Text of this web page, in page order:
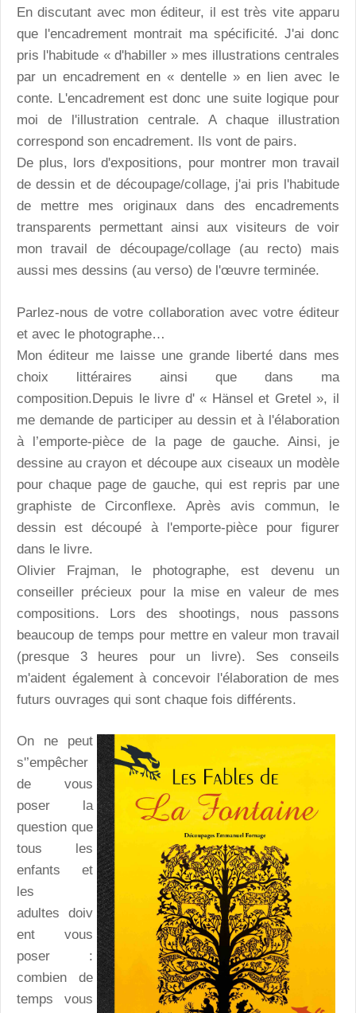
En discutant avec mon éditeur, il est très vite apparu
que l'encadrement montrait ma spécificité. J'ai donc
pris l'habitude « d'habiller » mes illustrations centrales
par un encadrement en « dentelle » en lien avec le
conte. L'encadrement est donc une suite logique pour
moi de l'illustration centrale. A chaque illustration
correspond son encadrement. Ils vont de pairs.
De plus, lors d'expositions, pour montrer mon travail
de dessin et de découpage/collage, j'ai pris l'habitude
de mettre mes originaux dans des encadrements
transparents permettant ainsi aux visiteurs de voir
mon travail de découpage/collage (au recto) mais
aussi mes dessins (au verso) de l'œuvre terminée.
Parlez-nous de votre collaboration avec votre éditeur
et avec le photographe…
Mon éditeur me laisse une grande liberté dans mes
choix littéraires ainsi que dans ma
composition.Depuis le livre d' « Hänsel et Gretel », il
me demande de participer au dessin et à l'élaboration
à l’emporte-pièce de la page de gauche. Ainsi, je
dessine au crayon et découpe aux ciseaux un modèle
pour chaque page de gauche, qui est repris par une
graphiste de Circonflexe. Après avis commun, le
dessin est découpé à l'emporte-pièce pour figurer
dans le livre.
Olivier Frajman, le photographe, est devenu un
conseiller précieux pour la mise en valeur de mes
compositions. Lors des shootings, nous passons
beaucoup de temps pour mettre en valeur mon travail
(presque 3 heures pour un livre). Ses conseils
m'aident également à concevoir l'élaboration de mes
futurs ouvrages qui sont chaque fois différents.
On ne peut
s'’empêcher
de vous
poser la
question que
tous les
enfants et
les
adultes doiv
ent vous
poser :
combien de
temps vous